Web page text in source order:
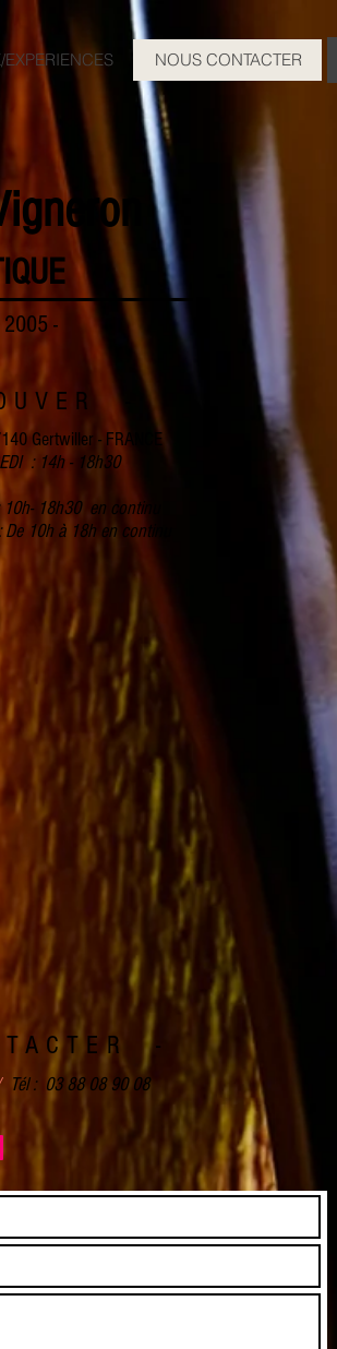
NOUS CONTACTER
2005 -
-
Gertwiller - FRANCE
: 14h - 18h30
18h30 en continu
De 10h à 18h en continu
-
Tél : 03 88 08 90 08